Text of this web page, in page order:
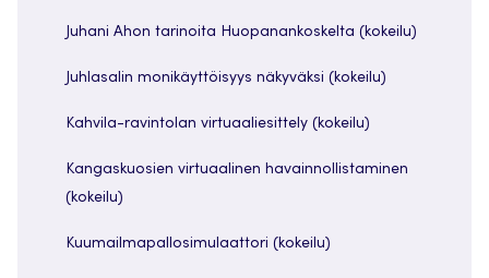
Juhani Ahon tarinoita Huopanankoskelta (kokeilu)
Juhlasalin monikäyttöisyys näkyväksi (kokeilu)
Kahvila-ravintolan virtuaaliesittely (kokeilu)
Kangaskuosien virtuaalinen havainnollistaminen
(kokeilu)
Kuumailmapallosimulaattori (kokeilu)